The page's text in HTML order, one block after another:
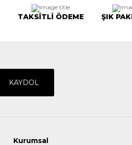
TAKSİTLİ ÖDEME ŞIK
KAYDOL
Kurumsal